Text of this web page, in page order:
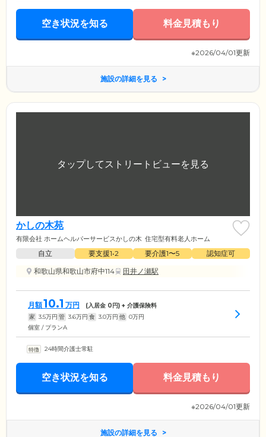
空き状況を知る 料金見積もり
※2026/04/01更新
施設の詳細を見る
かしの木苑
有限会社 ホームヘルパーサービスかしの木 住宅型有料老人ホーム
自立 要支援1•2 要介護1〜5
認知症可
和歌山県和歌山市府中114
田井ノ瀬駅
月額10.1 万円 (入居金 0円) + 介護保険料
家 3.5万円 管 3.6万円 食 3.0万円 他 0万円
個室 / プランA
24時間介護士常駐
空き状況を知る 料金見積もり
※2026/04/01更新
施設の詳細を見る